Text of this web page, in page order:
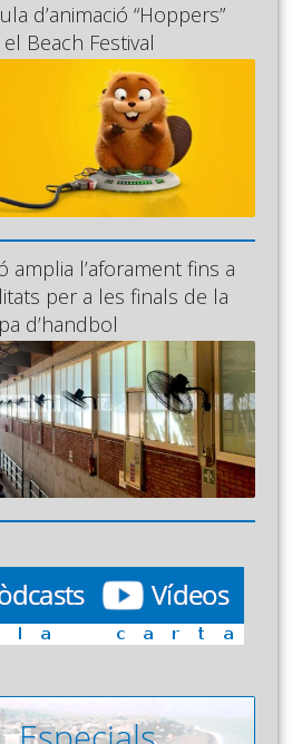
d’animació “Hoppers”
Beach Festival
amplia l’aforament fins a
per a les finals de la
d’handbol